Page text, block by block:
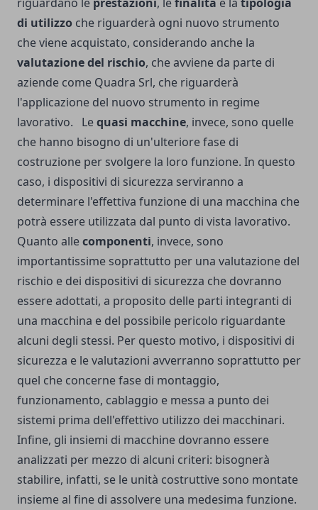
di utilizzo che riguarderà ogni nuovo strumento
che viene acquistato, considerando anche la
valutazione del rischio, che avviene da parte di
aziende come Quadra Srl, che riguarderà
l'applicazione del nuovo strumento in regime
lavorativo. Lequasi macchine, invece, sono quelle
che hanno bisogno di un'ulteriore fase di
costruzione per svolgere la loro funzione. In questo
caso, i dispositivi di sicurezza serviranno a
determinare l'effettiva funzione di una macchina che
potrà essere utilizzata dal punto di vista lavorativo.
Quanto allecomponenti, invece, sono
importantissime soprattutto per una valutazione del
rischio e dei dispositivi di sicurezza che dovranno
essere adottati, a proposito delle parti integranti di
una macchina e del possibile pericolo riguardante
alcuni degli stessi. Per questo motivo, i dispositivi di
sicurezza e le valutazioni avverranno soprattutto per
quel che concerne fase di montaggio,
funzionamento, cablaggio e messa a punto dei
sistemi prima dell'effettivo utilizzo dei macchinari.
Infine, gli insiemi di macchine dovranno essere
analizzati per mezzo di alcuni criteri: bisognerà
stabilire, infatti, se le unità costruttive sono montate
insieme al fine di assolvere una medesima funzione.